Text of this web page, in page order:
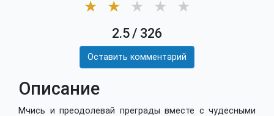
★ ★ ★ ★ ★
2.5/ 326
Оставить комментарий
Описание
Мчись и преодолевай преграды вместе с чудесными